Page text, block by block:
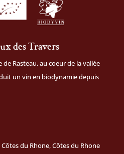
des Travers
Rasteau, au coeur de la vallée
un vin en biodynamie depuis
du Rhone, Côtes du Rhone